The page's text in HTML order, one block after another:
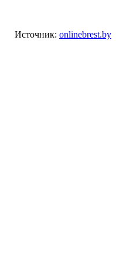
Источник: onlinebrest.by